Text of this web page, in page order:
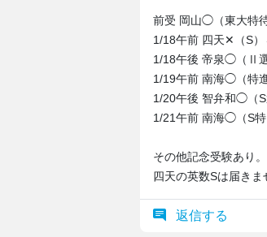
前受 岡山◯（東大特待
1/18午前 四天✕（S
1/18午後 帝泉◯（Ⅱ選
1/19午前 南海◯（特進
1/20午後 智弁和◯（S
1/21午前 南海◯（S特
その他記念受験あり。
四天の英数Sは届きま
返信する